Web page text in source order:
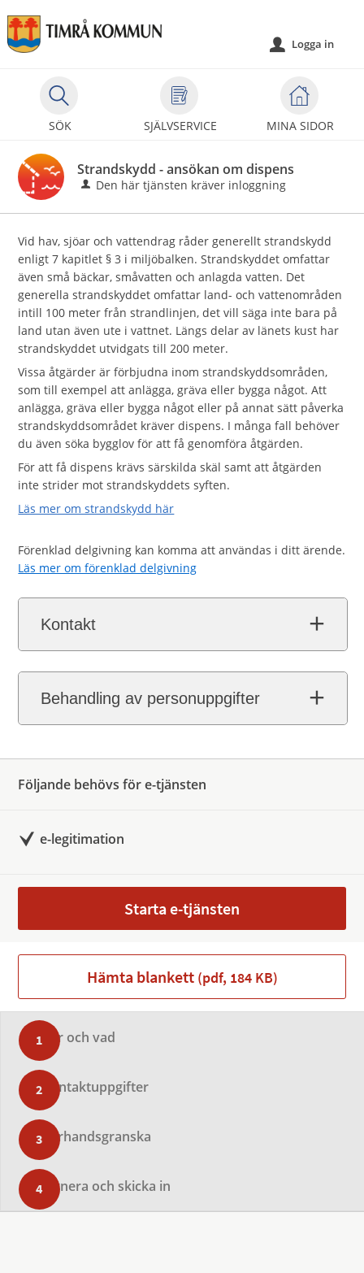
Välkommen
till
självservice
kommun
SÖK SJÄLVSERVICE MINA SIDOR
u Logga in
Strandskydd - ansökan om dispens
Den här tjänsten kräver inloggning
Vid hav, sjöar och vattendrag råder generellt strandskydd
enligt 7 kapitlet § 3 i miljöbalken. Strandskyddet omfattar
även små bäckar, småvatten och anlagda vatten. Det
generella strandskyddet omfattar land- och vattenområden
intill 100 meter från strandlinjen, det vill säga inte bara på
land utan även ute i vattnet. Längs delar av länets kust har
strandskyddet utvidgats till 200 meter.
Vissa åtgärder är förbjudna inom strandskyddsområden,
som till exempel att anlägga, gräva eller bygga något. Att
anlägga, gräva eller bygga något eller på annat sätt påverka
strandskyddsområdet kräver dispens. I många fall behöver
du även söka bygglov för att få genomföra åtgärden.
För att få dispens krävs särskilda skäl samt att åtgärden
inte strider mot strandskyddets syften.
Läs mer om strandskydd här
Förenklad delgivning kan komma att användas i ditt ärende.
Läs mer om förenklad delgivning
Kontakt
Behandling av personuppgifter
Följande behövs för e-tjänsten
e-legitimation
Starta e-tjänsten
Hämta blankett(pdf, 184 KB)
Var och vad
Kontaktuppgifter
Förhandsgranska
Signera och skicka in